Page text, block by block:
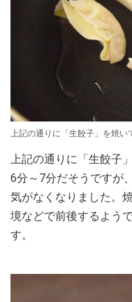
上記の通りに「生餃子」を焼い
上記の通りに「生餃子
6分～7分だそうですが
気がなくなりました。
境などで前後するよう
す。